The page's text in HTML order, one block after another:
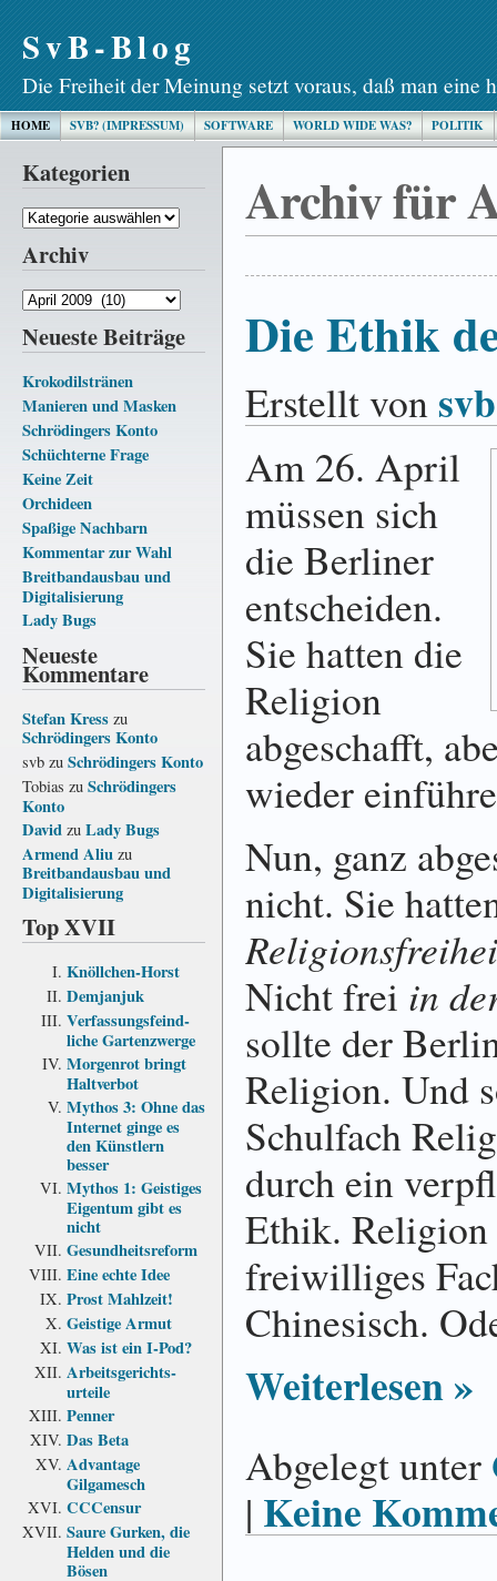
SvB-Blog
Die Freiheit der Meinung setzt voraus, daß man eine
HOME SVB? (IMPRESSUM) SOFTWARE WORLD WIDE WAS? POLITIK
Kategorien
Kategorien
Archiv
Archiv
Neueste Beiträge
Krokodilstränen
Manieren und Masken
Schrödingers Konto
Schüchterne Frage
Keine Zeit
Orchideen
Spaßige Nachbarn
Kommentar zur Wahl
Breitbandausbau und
Digitalisierung
Lady Bugs
Neueste
Kommentare
Stefan Kress zu
Schrödingers Konto
svb zu Schrödingers Konto
Tobias zu Schrödingers
Konto
David zu Lady Bugs
Armend Aliu zu
Breitbandausbau und
Digitalisierung
Top XVII
Knöllchen-Horst
Demjanjuk
Verfassungs­feind­
liche Garten­zwerge
Morgenrot bringt
Haltverbot
Mythos 3: Ohne das
Internet ginge es
den Künstlern
besser
Mythos 1: Geistiges
Eigentum gibt es
nicht
Gesundheits­reform
Eine echte Idee
Prost Mahlzeit!
Geistige Armut
Was ist ein I-Pod?
Arbeits­gerichts­
urteile
Penner
Das Beta
Advantage
Gilgamesch
CCCensur
Saure Gurken, die
Helden und die
Bösen
Archiv für
Die Ethik
Erstellt vonsvb
Am 26. April
müssen sich
die Berliner
entscheiden.
Sie hatten die
Religion
abgeschafft,
wieder
Nun, ganz
nicht. Sie
Nicht frei in
sollte der
Religion. Und
Schulfach
durch ein
Ethik.
freiwilliges
Chinesisch.
Weiterlesen »
Abgelegt unter
| Keine